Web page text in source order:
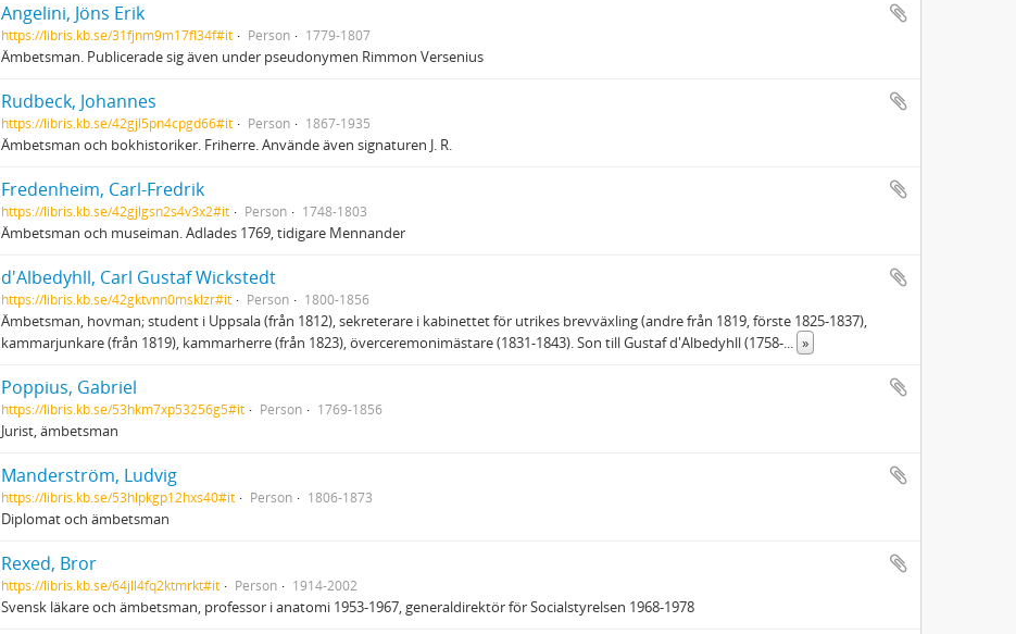
Angelini, Jöns Erik
https://libris.kb.se/31fjnm9m17fl34f#it Person 1779-1807
Ämbetsman. Publicerade sig även under pseudonymen Rimmon Versenius
Rudbeck, Johannes
https://libris.kb.se/42gjl5pn4cpgd66#it Person 1867-1935
Ämbetsman och bokhistoriker. Friherre. Använde även signaturen J. R.
Fredenheim, Carl-Fredrik
https://libris.kb.se/42gjlgsn2s4v3x2#it Person 1748-1803
Ämbetsman och museiman. Adlades 1769, tidigare Mennander
d'Albedyhll, Carl Gustaf Wickstedt
https://libris.kb.se/42gktvnn0msklzr#it Person 1800-1856
Ämbetsman, hovman; student i Uppsala (från 1812), sekreterare i kabinettet för utrikes brevväxling (andre från 1819, förste 1825-1837),
kammarjunkare (från 1819), kammarherre (från 1823), överceremonimästare (1831-1843). Son till Gustaf d'Albedyhll (1758-... »
Poppius, Gabriel
https://libris.kb.se/53hkm7xp53256g5#it Person 1769-1856
Jurist, ämbetsman
Manderström, Ludvig
https://libris.kb.se/53hlpkgp12hxs40#it Person 1806-1873
Diplomat och ämbetsman
Rexed, Bror
https://libris.kb.se/64jll4fq2ktmrkt#it Person 1914-2002
Svensk läkare och ämbetsman, professor i anatomi 1953-1967, generaldirektör för Socialstyrelsen 1968-1978